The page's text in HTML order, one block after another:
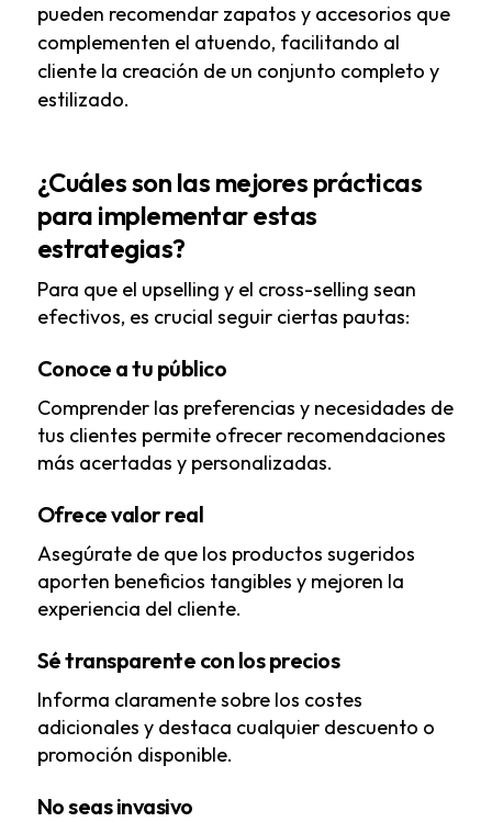
pueden recomendar zapatos y accesorios que
complementen el atuendo, facilitando al
cliente la creación de un conjunto completo y
estilizado.
¿Cuáles son las mejores prácticas
para implementar estas
estrategias?
Para que el upselling y el cross-selling sean
efectivos, es crucial seguir ciertas pautas:
Conoce a tu público
Comprender las preferencias y necesidades de
tus clientes permite ofrecer recomendaciones
más acertadas y personalizadas.
Ofrece valor real
Asegúrate de que los productos sugeridos
aporten beneficios tangibles y mejoren la
experiencia del cliente.
Sé transparente con los precios
Informa claramente sobre los costes
adicionales y destaca cualquier descuento o
promoción disponible.
No seas invasivo